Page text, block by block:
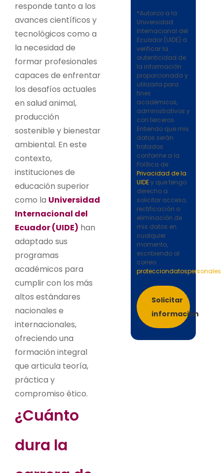
responde tanto a los
avances científicos y
tecnológicos como a
la necesidad de
formar profesionales
capaces de enfrentar
los desafíos actuales
en salud animal,
producción
sostenible y bienestar
ambiental. En este
contexto,
instituciones de
educación superior
como la Universidad
Internacional del
Ecuador (UIDE) han
adaptado sus
programas
académicos para
cumplir con los más
altos estándares
nacionales e
internacionales,
ofreciendo una
formación integral
que articula teoría,
práctica y
compromiso ético.
¿Cuánto
dura la
*Autorizo a la
Universidad
Internacional del
Ecuador (UIDE) a
verificar la
autenticidad de
la información
proporcionada y
utilizarla para
fines
académicos,
administrativos y
con terceros.
Entiendo que mis
datos serán
tratados
conforme a la
Política de
Privacidad de la
UIDEy que tengo
derecho a
solicitar acceso,
rectificación o
eliminación de
mis datos en
cualquier
momento,
escribiendo al
correo:
Solicitar
información